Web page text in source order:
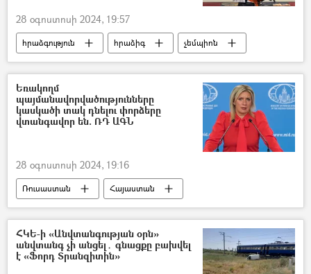
28 օգոստոսի 2024, 19:57
հրաձգություն հրաձիգ
չեմպիոն
Գոհար Հարությունյան
Եռակողմ
պայմանավորվածությունները
կասկածի տակ դնելու փորձերը
վտանգավոր են. ՌԴ ԱԳՆ
28 օգոստոսի 2024, 19:16
Ռուսաստան
Հայաստան
հայ-ադրբեջանական
Ադրբեջան
Արցախ
Մարիա Զախարովա
ՀԿԵ-ի «Անվտանգության օրն»
անվտանգ չի անցել․ գնացքը բախվել
է «Ֆորդ Տրանզիտին»